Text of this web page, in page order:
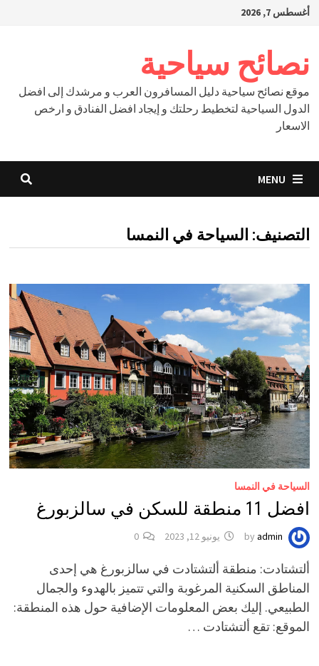
Skipأغسطس 7, 2026
نصائح سياحية
موقع نصائح سياحية دليل المسافرون العرب و مرشدك إلى افضل
الدول السياحية لتخطيط رحلتك و إيجاد افضل الفنادق و ارخص
الاسعار
MENU
التصنيف: السياحة في النمسا
السياحة في النمسا
افضل 11 منطقة للسكن في سالزبورغ
byadmin يونيو 12, 2023 0
ألتشتادت: منطقة ألتشتادت في سالزبورغ هي إحدى
المناطق السكنية المرغوبة والتي تتميز بالهدوء والجمال
الطبيعي. إليك بعض المعلومات الإضافية حول هذه المنطقة:
الموقع: تقع ألتشتادت …